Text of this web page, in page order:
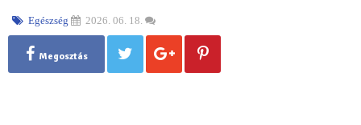
Egészség 2026. 06. 18.
Megosztás